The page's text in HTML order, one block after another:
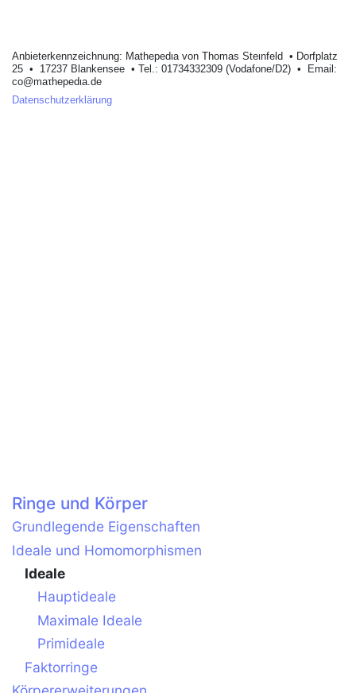
Anbieterkеnnzeichnung: Mathеpеdιa von Тhοmas Stеιnfеld • Dοrfplatz
25 • 17237 Blankеnsее • Tel.: 01734332309 (Vodafone/D2) • Email:
cο@maτhepedιa.dе
Datenschutzerklärung
Ringe und Körper
Grundlegende Eigenschaften
Ideale und Homomorphismen
Ideale
Hauptideale
Maximale Ideale
Primideale
Faktorringe